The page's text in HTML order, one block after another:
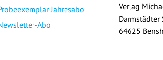
Jahresabo
Abo
Verlag
Darmstädter
64625